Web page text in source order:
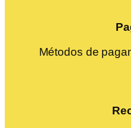
Métodos de